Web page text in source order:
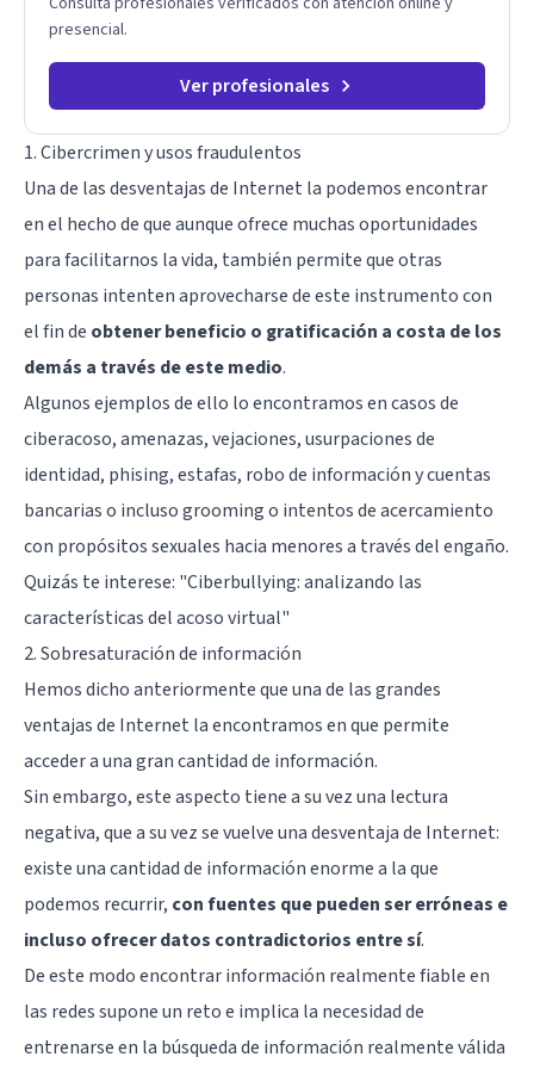
presencial.
Ver profesionales
1. Cibercrimen y usos fraudulentos
Una de las desventajas de Internet la podemos encontrar
en el hecho de que aunque ofrece muchas oportunidades
para facilitarnos la vida, también permite que otras
personas intenten aprovecharse de este instrumento con
el fin de obtener beneficio o gratificación a costa de los
demás a través de este medio.
Algunos ejemplos de ello lo encontramos en casos de
ciberacoso, amenazas, vejaciones, usurpaciones de
identidad, phising, estafas, robo de información y cuentas
bancarias o incluso grooming o intentos de acercamiento
con propósitos sexuales hacia menores a través del engaño.
Quizás te interese: "Ciberbullying: analizando las
características del acoso virtual"
2. Sobresaturación de información
Hemos dicho anteriormente que una de las grandes
ventajas de Internet la encontramos en que permite
acceder a una gran cantidad de información.
Sin embargo, este aspecto tiene a su vez una lectura
negativa, que a su vez se vuelve una desventaja de Internet:
existe una cantidad de información enorme a la que
podemos recurrir, con fuentes que pueden ser erróneas e
incluso ofrecer datos contradictorios entre sí.
De este modo encontrar información realmente fiable en
las redes supone un reto e implica la necesidad de
entrenarse en la búsqueda de información realmente válida